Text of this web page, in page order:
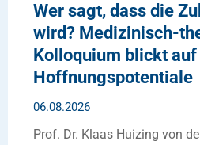
Wer sagt, dass die
wird? Medizinisch-
Kolloquium blickt auf
Hoffnungspotentiale
06.08.2026
Prof. Dr. Klaas Huizing von